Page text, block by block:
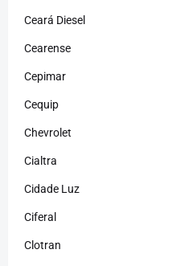
Ceará Diesel
Cearense
Cepimar
Cequip
Chevrolet
Cialtra
Cidade Luz
Ciferal
Clotran